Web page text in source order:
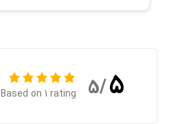
5
/5
Based on 1 rating